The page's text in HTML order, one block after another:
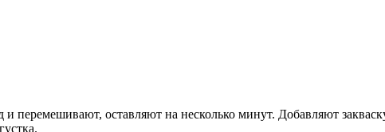
перемешивают, оставляют на несколько минут. Добавляют